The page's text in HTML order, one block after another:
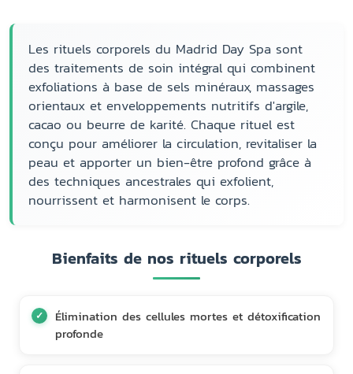
Les rituels corporels du Madrid Day Spa sont
des traitements de soin intégral qui combinent
exfoliations à base de sels minéraux, massages
orientaux et enveloppements nutritifs d'argile,
cacao ou beurre de karité. Chaque rituel est
conçu pour améliorer la circulation, revitaliser la
peau et apporter un bien-être profond grâce à
des techniques ancestrales qui exfolient,
nourrissent et harmonisent le corps.
Bienfaits de nos rituels corporels
Élimination des cellules mortes et détoxification
profonde